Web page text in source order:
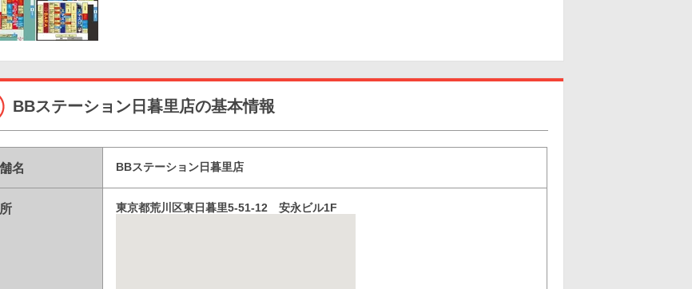
BBステーション日暮里店の基本情報
名 BBステーション日暮里店
東京都荒川区東日暮里5-51-12 安永ビル1F